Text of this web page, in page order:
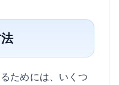
ためには、いくつ